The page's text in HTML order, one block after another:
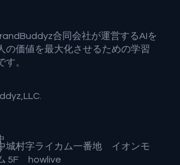
合同会社が運営するAIを
の価値を最大化させるための学習
す。
城村字ライカム一番地 イオンモ
5F howlive